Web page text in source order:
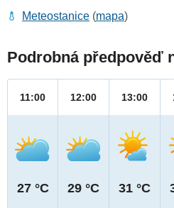
Meteostanice (mapa)
Podrobná předpověď
11:00
27 °C
12:00
29 °C
13:00
31 °C